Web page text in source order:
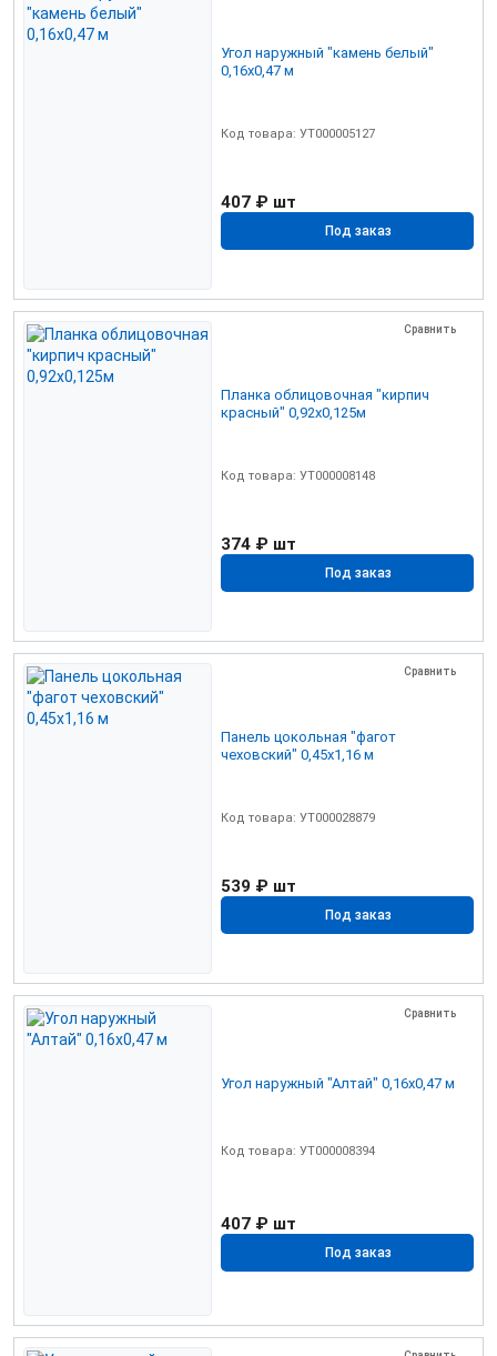
Угол наружный "камень белый"
0,16х0,47 м
Код товара: УТ000005127
407 ₽ шт
Под заказ
Сравнить
Планка облицовочная "кирпич
красный" 0,92х0,125м
Код товара: УТ000008148
374 ₽ шт
Под заказ
Сравнить
Панель цокольная "фагот
чеховский" 0,45х1,16 м
Код товара: УТ000028879
539 ₽ шт
Под заказ
Сравнить
Угол наружный "Алтай" 0,16х0,47 м
Код товара: УТ000008394
407 ₽ шт
Под заказ